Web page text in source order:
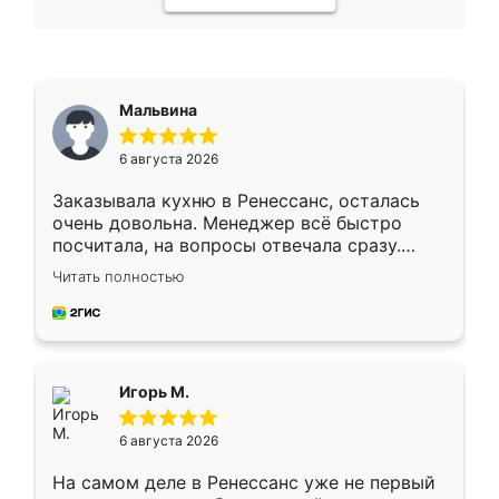
Мальвина
6 августа 2026
Заказывала кухню в Ренессанс, осталась
очень довольна. Менеджер всё быстро
посчитала, на вопросы отвечала сразу.
Замерщик приехал в субботу, подошёл к
делу со всей ответственностью. Собрали
за день, ребята работали аккуратно, даже
Читать полностью
Игорь М.
6 августа 2026
На самом деле в Ренессанс уже не первый